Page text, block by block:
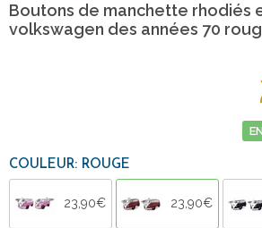
Boutons de manchette rhodiés
volkswagen des années 70
COULEUR: ROUGE
23,90€ 23,90€